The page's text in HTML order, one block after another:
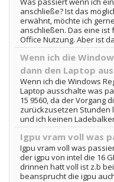
anschließe? Ist das
erwähnt, möchte ich
anschließen. Das eine ist
Office Nutzung. Aber ist
Wenn ich die
dann den Laptop
Wenn ich die Windows
Laptop ausschalte was
15 9560, da der Vorgang
zurückzusetzen Stunden
und ich keinen
Igpu vram voll was
Igpu vram voll was
der igpu von intel die 16
drinnen hatt voll ist z.b
beansprucht die igpu